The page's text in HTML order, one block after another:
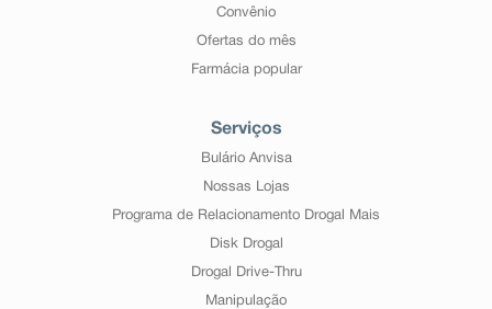
Convênio
Ofertas do mês
Farmácia popular
Serviços
Bulário Anvisa
Nossas Lojas
Programa de Relacionamento Drogal Mais
Disk Drogal
Drogal Drive-Thru
Manipulação